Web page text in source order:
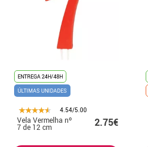
ENTREGA 24H/48H
ÚLTIMAS UNIDADES
4.54/5.00
Vela Vermelha nº
7 de 12 cm 2.75€